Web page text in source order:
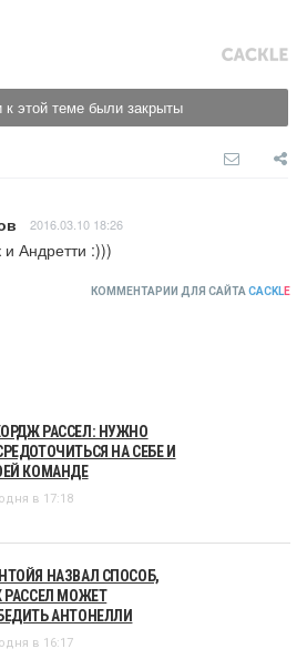
к этой теме были закрыты
2016.03.10 18:26
и Андретти :)))
КОММЕНТАРИИ ДЛЯ САЙТА CACKLE
РАССЕЛ: НУЖНО
НА СЕБЕ И
КОМАНДЕ
в 17:18
НАЗВАЛ СПОСОБ,
РАССЕЛ МОЖЕТ
АНТОНЕЛЛИ
в 16:17